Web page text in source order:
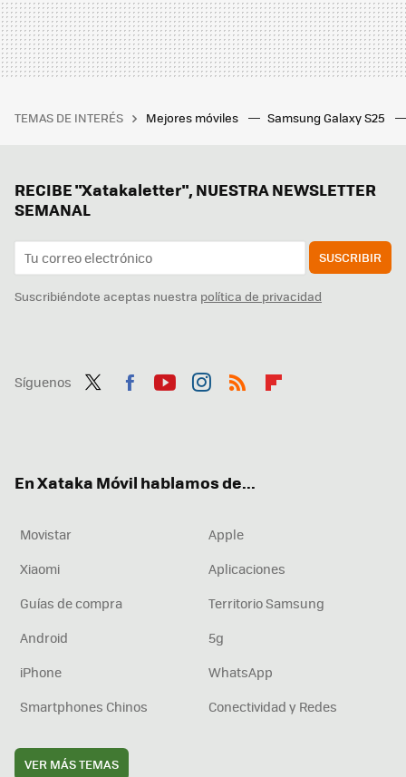
TEMAS DE INTERÉS Mejores móviles Samsung Galaxy S25
RECIBE "Xatakaletter", NUESTRA NEWSLETTER
SEMANAL
SUSCRIBIR
Suscribiéndote aceptas nuestra política de privacidad
Síguenos
En Xataka Móvil hablamos de...
Movistar
Apple
Xiaomi
Aplicaciones
Guías de compra
Territorio Samsung
Android
5g
iPhone
WhatsApp
Smartphones Chinos
Conectividad y Redes
VER MÁS TEMAS